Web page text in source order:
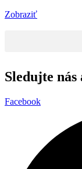
Zobraziť
Sledujte nás
Facebook